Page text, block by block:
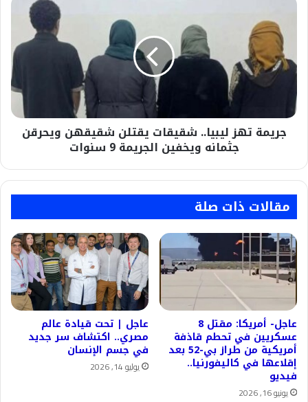
ليبيا..
شقيقات
يقتلن
شقيقهن
ويحرقن
جثمانه
ويخفين
الجريمة
جريمة تهز ليبيا.. شقيقات يقتلن شقيقهن ويحرقن
جثمانه ويخفين الجريمة 9 سنوات
مقالات ذات صلة
عاجل- أمريكا: مقتل 8
عسكريين في تحطم قاذفة
أمريكية من طراز بي-52 بعد
إقلاعها في كاليفورنيا..
فيديو
يونيو 16, 2026
عاجل | تحت قيادة عالم
مصري.. اكتشاف سر جديد
في جسم الإنسان
يوليو 14, 2026